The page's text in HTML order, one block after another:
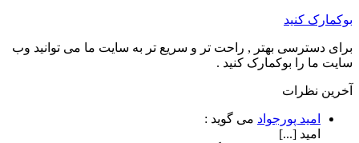
بوکمارک کنید
برای دسترسی بهتر , راحت تر و سریع تر به سایت ما می توانید وب
سایت ما را بوکمارک کنید .
آخرین نظرات
امید پورجواد می گوید :
امید [...]